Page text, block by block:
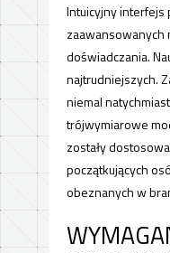
Intuicyjny interfejs
zaawansowanych
doświadczania.
najtrudniejszych.
niemal
trójwymiarowe
zostały
początkujących
obeznanych w